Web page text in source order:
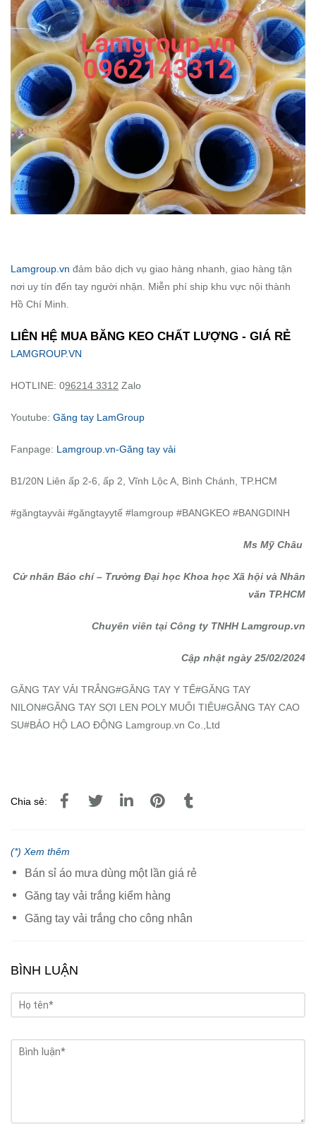
Lamgroup.vn đảm bảo dịch vụ giao hàng nhanh, giao hàng tận
nơi uy tín đến tay người nhận. Miễn phí ship khu vực nội thành
Hồ Chí Minh.
LIÊN HỆ MUA BĂNG KEO CHẤT LƯỢNG - GIÁ RẺ
LAMGROUP.VN
HOTLINE: 096214 3312 Zalo
Youtube: Găng tay LamGroup
Fanpage: Lamgroup.vn-Găng tay vải
B1/20N Liên ấp 2-6, ấp 2, Vĩnh Lộc A, Bình Chánh, TP.HCM
#găngtayvải #găngtayytế #lamgroup #BANGKEO #BANGDINH
Ms Mỹ Châu
Cử nhân Báo chí – Trường Đại học Khoa học Xã hội và Nhân
văn TP.HCM
Chuyên viên tại Công ty TNHH Lamgroup.vn
Cập nhật ngày 25/02/2024
GĂNG TAY VẢI TRẮNG#GĂNG TAY Y TẾ#GĂNG TAY
NILON#GĂNG TAY SỢI LEN POLY MUỐI TIÊU#GĂNG TAY CAO
SU#BẢO HỘ LAO ĐỘNG Lamgroup.vn Co.,Ltd
Chia sẻ:
(*) Xem thêm
Bán sỉ áo mưa dùng một lần giá rẻ
Găng tay vải trắng kiểm hàng
Găng tay vải trắng cho công nhân
BÌNH LUẬN